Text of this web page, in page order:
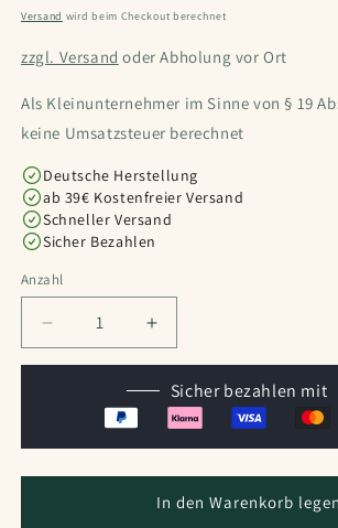
Preis
Versand wird beim Checkout berechnet
zzgl. Versand oder Abholung vor Ort
Als Kleinunternehmer im Sinne von § 19
keine Umsatzsteuer berechnet
Deutsche Herstellung
ab 39€ Kostenfreier Versand
Schneller Versand
Sicher Bezahlen
Anzahl
Anzahl
Verringere
die
Moderner
Engel
zum
Erhöhe
die
Menge
für
Moderner
Engel
zum
Stellen
Sicher bezahlen mit
In den Warenkorb legen